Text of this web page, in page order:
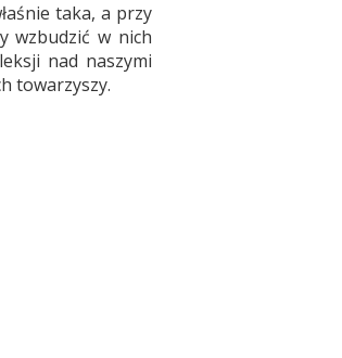
taka, a przy
wzbudzić w nich
nad naszymi
towarzyszy.